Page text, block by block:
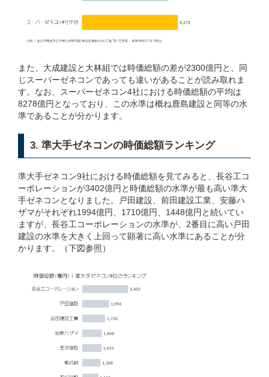
また、大成建設と大林組では時価総額の差が2300億円と、同
じスーパーゼネコンであっても違いがあることが読み取れま
す。なお、スーパーゼネコン4社における時価総額の平均は
8278億円となっており、この水準は概ね鹿島建設と同等の水
準であることが分かります。
3. 準大手ゼネコンの時価総額ランキング
準大手ゼネコン9社における時価総額を見てみると、長谷工コ
ーポレーションが3402億円と時価総額の水準が最も高い準大
手ゼネコンとなりました。戸田建設、前田建設工業、安藤ハ
ザマがそれぞれ1994億円、1710億円、1448億円と続いてい
ますが、長谷工コーポレーションの水準が、2番目に高い戸田
建設の水準を大きく上回って顕著に高い水準にあることが分
かります。（下図参照）